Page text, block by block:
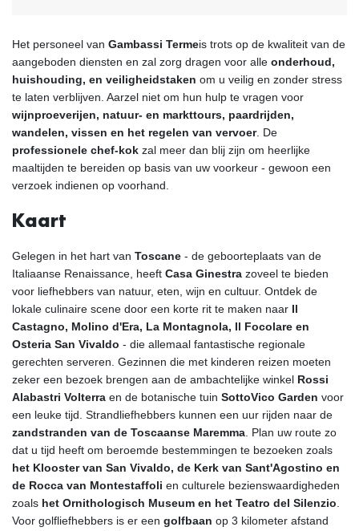
Het personeel van Gambassi Termeis trots op de kwaliteit van de
aangeboden diensten en zal zorg dragen voor alle onderhoud,
huishouding, en veiligheidstaken om u veilig en zonder stress
te laten verblijven. Aarzel niet om hun hulp te vragen voor
wijnproeverijen, natuur- en markttours, paardrijden,
wandelen, vissen en het regelen van vervoer. De
professionele chef-kok zal meer dan blij zijn om heerlijke
maaltijden te bereiden op basis van uw voorkeur - gewoon een
verzoek indienen op voorhand.
Kaart
Gelegen in het hart van Toscane - de geboorteplaats van de
Italiaanse Renaissance, heeft Casa Ginestra zoveel te bieden
voor liefhebbers van natuur, eten, wijn en cultuur. Ontdek de
lokale culinaire scene door een korte rit te maken naar Il
Castagno, Molino d'Era, La Montagnola, Il Focolare en
Osteria San Vivaldo - die allemaal fantastische regionale
gerechten serveren. Gezinnen die met kinderen reizen moeten
zeker een bezoek brengen aan de ambachtelijke winkel Rossi
Alabastri Volterra en de botanische tuin SottoVico Garden voor
een leuke tijd. Strandliefhebbers kunnen een uur rijden naar de
zandstranden van de Toscaanse Maremma. Plan uw route zo
dat u tijd heeft om beroemde bestemmingen te bezoeken zoals
het Klooster van San Vivaldo, de Kerk van Sant'Agostino en
de Rocca van Montestaffoli en culturele bezienswaardigheden
zoals het Ornithologisch Museum en het Teatro del Silenzio.
Voor golfliefhebbers is er een golfbaan op 3 kilometer afstand